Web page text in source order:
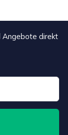
Angebote direkt